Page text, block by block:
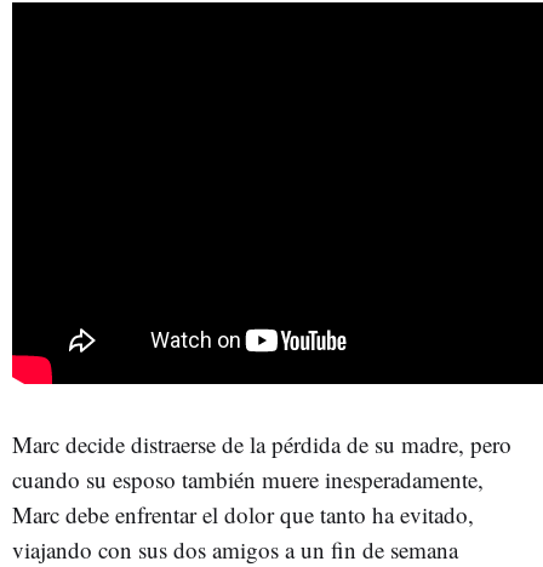
Marc decide distraerse de la pérdida de su madre, pero
cuando su esposo también muere inesperadamente,
Marc debe enfrentar el dolor que tanto ha evitado,
viajando con sus dos amigos a un fin de semana